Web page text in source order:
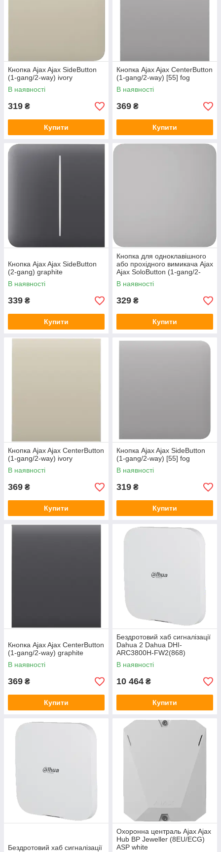
Кнопка Ajax Ajax SideButton
(1-gang/2-way) ivory
В наявності
319 ₴
Купити
Кнопка Ajax Ajax CenterButton
(1-gang/2-way) [55] fog
В наявності
369 ₴
Купити
Кнопка Ajax Ajax SideButton
(2-gang) graphite
В наявності
339 ₴
Купити
Кнопка для одноклавішного
або прохідного вимикача Ajax
Ajax SoloButton (1-gang/2-
way) [55] fog
В наявності
329 ₴
Купити
Кнопка Ajax Ajax CenterButton
(1-gang/2-way) ivory
В наявності
369 ₴
Купити
Кнопка Ajax Ajax SideButton
(1-gang/2-way) [55] fog
В наявності
319 ₴
Купити
Кнопка Ajax Ajax CenterButton
(1-gang/2-way) graphite
В наявності
369 ₴
Купити
Бездротовий хаб сигналізації
Dahua 2 Dahua DHI-
ARC3800H-FW2(868)
В наявності
10 464 ₴
Купити
Бездротовий хаб сигналізації
Охоронна централь Ajax Ajax
Hub BP Jeweller (8EU/ECG)
ASP white